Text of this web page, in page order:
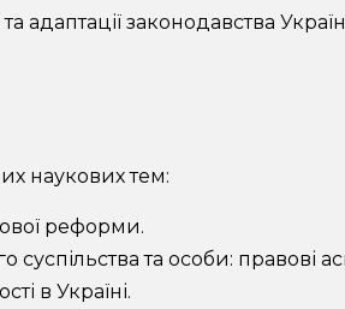
адаптації законодавства
наукових тем:
реформи.
та особи: правові
в Україні.